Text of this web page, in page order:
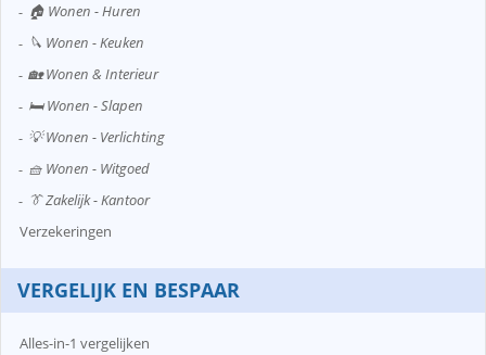
🏠 Wonen - Huren
🔪 Wonen - Keuken
🏡 Wonen & Interieur
🛏️ Wonen - Slapen
💡 Wonen - Verlichting
🧺 Wonen - Witgoed
👔 Zakelijk - Kantoor
Verzekeringen
VERGELIJK EN BESPAAR
Alles-in-1 vergelijken